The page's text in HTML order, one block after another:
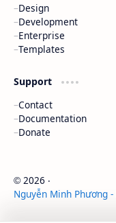
Design
Development
Enterprise
Templates
Support
Contact
Documentation
Donate
© 2026 ‧
Nguyễn Minh Phương